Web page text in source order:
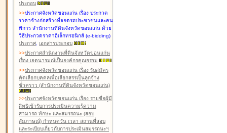
ประกอบ
>>ประกาศจังหวัดขอนแก่น เรื่อง ประกวด
ราคาจ้างก่อสร้างที่จอดรถประชาชนและคน
พิการ สำนักงานที่ดินจังหวัดขอนแก่น ด้วย
วิธีประกวดราคาอิเล็กทรอนิกส์ (e-bidding)
ประกาศ, เอกสารประกอบ
>>ประกาศสำนักงานที่ดินจังหวัดขอนแก่น
เรื่อง เจตนารมณ์เป็นองค์กรคุณธรรม
>>ประกาศจังหวัดขอนแก่น เรื่อง รับสมัคร
คัดเลือกบุคคลเพื่อเลือกสรรเป็นลูกจ้าง
ชั่วคราว (สำนักงานที่ดินจังหวัดขอนแก่น)
>>ประกาศจังหวัดขอนแก่น เรื่อง รายชื่อผู้มี
สิทธิเข้ารับการประเมินความรู้ความ
สามารถ ทักษะ และสมรรถนะ (สอบ
สัมภาษณ์) กำหนดวัน เวลา สถานที่สอบ
และระเบียบเกี่ยวกับการประเมินสมรรถนะฯ